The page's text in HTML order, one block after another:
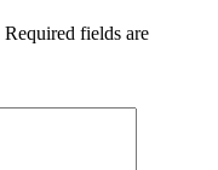
Required fields are